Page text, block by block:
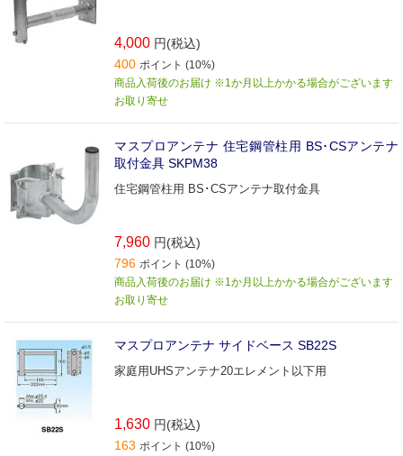
4,000 円(税込)
400 ポイント (10%)
商品入荷後のお届け ※1か月以上かかる場合がございます
お取り寄せ
マスプロアンテナ 住宅鋼管柱用 BS･CSアンテナ
取付金具 SKPM38
住宅鋼管柱用 BS･CSアンテナ取付金具
7,960 円(税込)
796 ポイント (10%)
商品入荷後のお届け ※1か月以上かかる場合がございます
お取り寄せ
マスプロアンテナ サイドベース SB22S
家庭用UHSアンテナ20エレメント以下用
1,630 円(税込)
163 ポイント (10%)